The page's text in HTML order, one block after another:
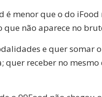
é menor que o do
não aparece no
e quer somar
receber no